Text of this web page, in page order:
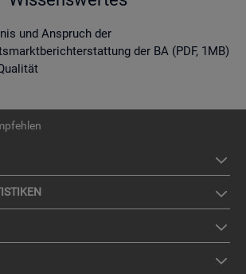
und Anspruch der
der BA (PDF, 1MB)